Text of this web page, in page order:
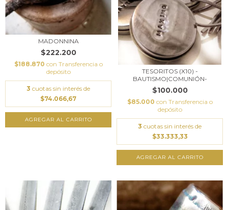
MADONNINA
$222.200
$188.870 con Transferencia o
depósito
3 cuotas sin interés de
$74.066,67
TESORITOS (X10) -
BAUTISMO|COMUNIÓN-
$100.000
$85.000 con Transferencia o
depósito
3 cuotas sin interés de
$33.333,33